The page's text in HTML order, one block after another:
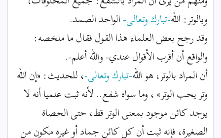
وبالوتر: الله-تبارك وتعالى-الواحد الصمد.
وقد رجح بعض العلماء هذا القول فقال ما ملخصه:
والواقع أن أقرب الأقوال عندي- والله أعلم-.
أن المراد بالوتر، هو الله-تبارك وتعالى-، للحديث: «إن الله
وتر يحب الوتر» ، وما سواه شفع.. لأنه ثبت علميا أنه لا
يوجد كائن موجود بمعنى الوتر قط، حتى الحصاة
الصغيرة، فإنه ثبت أن كل كائن جماد أو غيره مكون من